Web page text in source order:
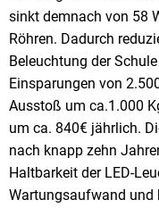
sinkt demnach von 58
Röhren. Dadurch
Beleuchtung der
Einsparungen von
Ausstoß um ca.1.000
um ca. 840€ jährlich.
nach knapp zehn
Haltbarkeit der LED-
Wartungsaufwand